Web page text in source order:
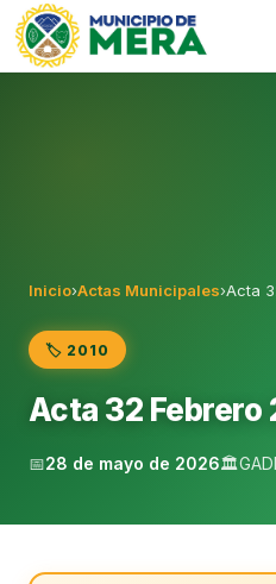
Gobierno Autónomo
Inicio›Actas Municipales›Acta
🏷️ 2010
Acta 32 Febrero
📅28 de mayo de 2026🏛️